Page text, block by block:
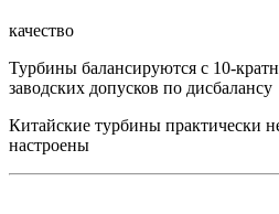
качество
Турбины балансируются с 10-
заводских допусков по дисбалансу
Китайские турбины практически
настроены